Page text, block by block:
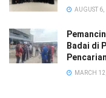
AUGUST
Badai di
Pencarian
MARCH